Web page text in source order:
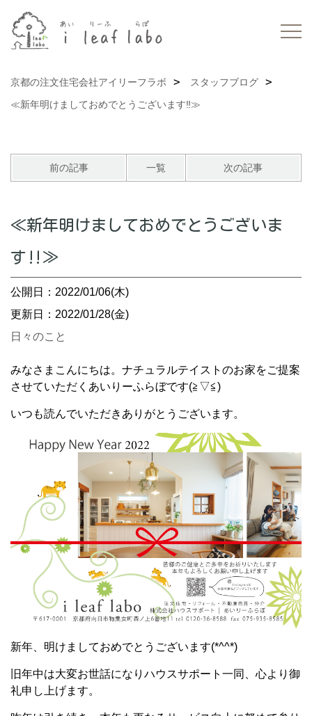
京都の注文住宅会社アイリーフラボ
スタッフブログ
≪新年明けましておめでとうございます‼≫
前の記事 一覧 次の記事
≪新年明けましておめでとうございま
す‼≫
公開日：2022/01/06(木)
更新日：2022/01/28(金)
日々のこと
みなさまこんにちは。ナチュラルテイストのお家をご提案
させていただくあいりーふらぼです(≧▽≦)
いつも読んでいただきありがとうございます。
新年、明けましておめでとうございます(*^^*)
旧年中は大変お世話になりハウスサポート一同、心より御
礼申し上げます。